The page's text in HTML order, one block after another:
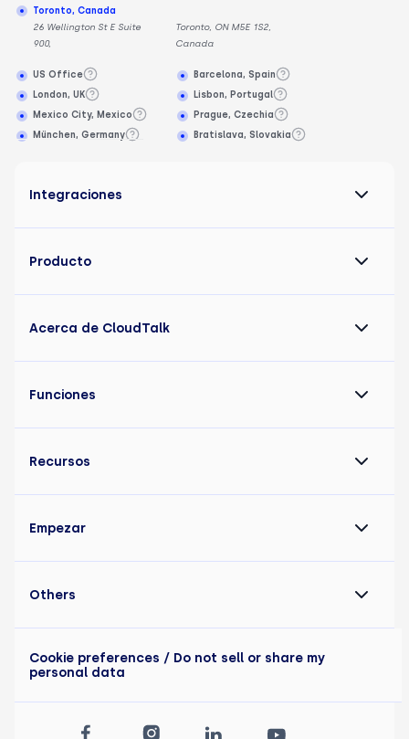
Toronto, Canada
26 Wellington St E Suite
900,
Toronto, ON M5E 1S2,
Canada
US Office
London, UK
Mexico City, Mexico
München, Germany
Barcelona, Spain
Lisbon, Portugal
Prague, Czechia
Bratislava, Slovakia
Integraciones
Producto
Acerca de CloudTalk
Funciones
Recursos
Empezar
Others
Cookie preferences / Do not sell or share my
personal data